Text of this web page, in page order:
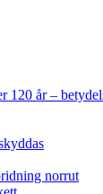
120 år–
norrut